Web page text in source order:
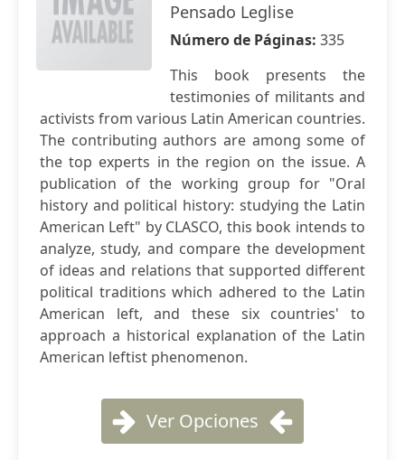
Pensado Leglise
Número de Páginas: 335
This book presents the
testimonies of militants and
activists from various Latin American countries.
The contributing authors are among some of
the top experts in the region on the issue. A
publication of the working group for "Oral
history and political history: studying the Latin
American Left" by CLASCO, this book intends to
analyze, study, and compare the development
of ideas and relations that supported different
political traditions which adhered to the Latin
American left, and these six countries' to
approach a historical explanation of the Latin
American leftist phenomenon.
Ver Opciones